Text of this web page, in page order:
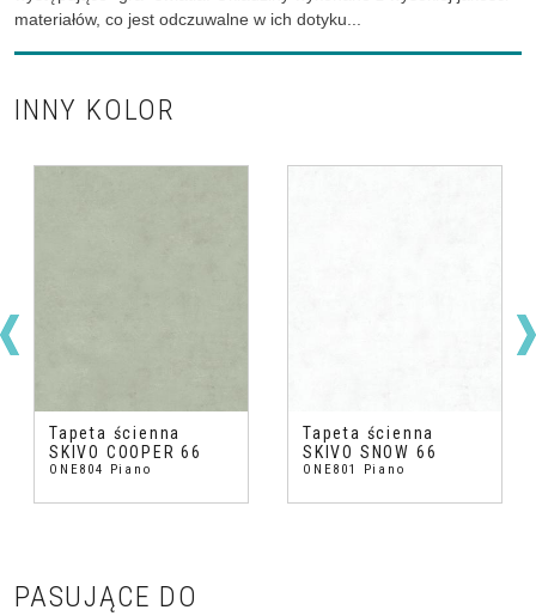
materiałów, co jest odczuwalne w ich dotyku...
INNY KOLOR
Tapeta ścienna
SKIVO COOPER 66
ONE804 Piano
Tapeta ścienna
SKIVO SNOW 66
ONE801 Piano
PASUJĄCE DO